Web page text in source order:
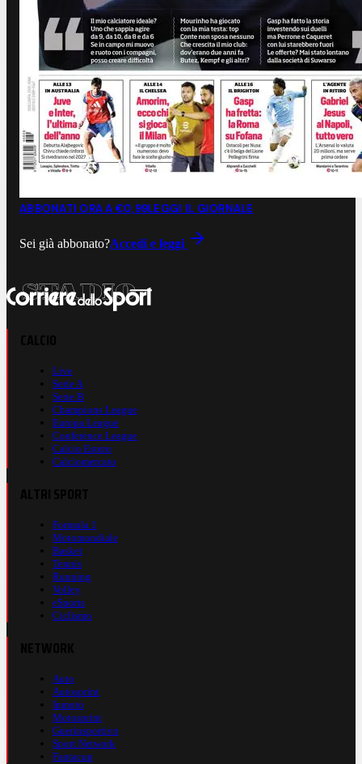
ABBONATI ORA A €0,99LEGGI IL GIORNALE
Sei già abbonato?Accedi e leggi
Live
Serie A
Serie B
Champions League
Europa League
Conference League
Calcio Estero
Calciomercato
Formula 1
Motomondiale
Basket
Tennis
Running
Volley
eSports
Ciclismo
Auto
Autosprint
Inmoto
Motosprint
Guerinsportivo
Sport Network
Fantacup